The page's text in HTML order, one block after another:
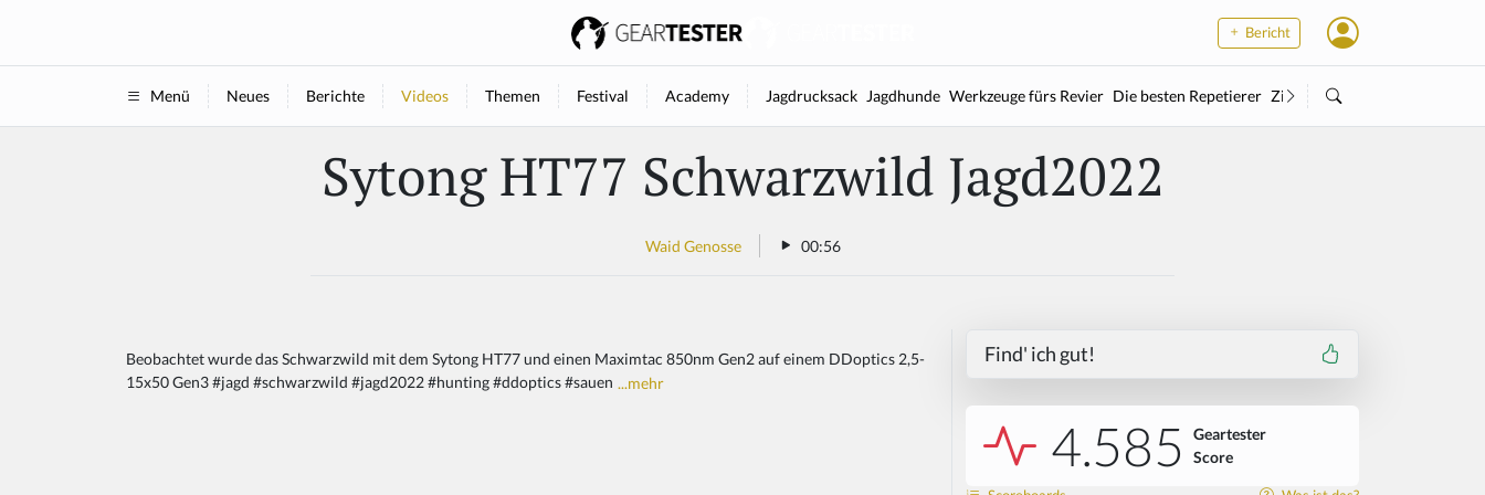
Bericht
Menü Neues Berichte Videos Themen Festival Academy Jagdrucksack Jagdhunde Werkzeuge fürs Revier Die besten Repetierer Zielstock
Sytong HT77 Schwarzwild Jagd2022
Waid Genosse 00:56
Beobachtet wurde das Schwarzwild mit dem Sytong HT77 und einen Maximtac 850nm Gen2 auf einem DDoptics 2,5-
15x50 Gen3 #jagd #schwarzwild #jagd2022 #hunting #ddoptics #sauen ...mehr
Find' ich gut!
4.585
Geartester
Score